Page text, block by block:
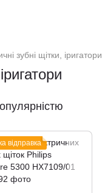
зубні щітки, іригатори
відправка